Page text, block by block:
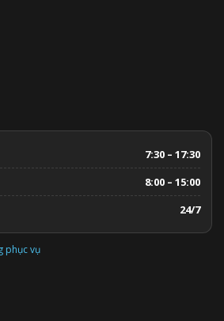
7:30 – 17:30
8:00 – 15:00
24/7
phục vụ